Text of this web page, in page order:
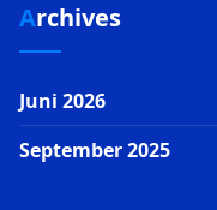
Archives
Juni 2026
September 2025